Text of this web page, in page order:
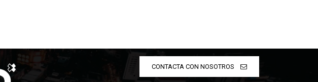
CONTACTA CON NOSOTROS